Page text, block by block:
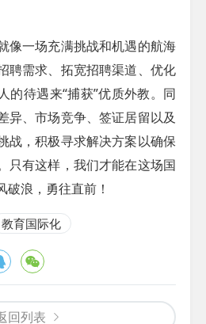
像一场充满挑战和机遇的航海
聘需求、拓宽招聘渠道、优化
的待遇来“捕获”优质外教。同
异、市场竞争、签证居留以及
战，积极寻求解决方案以确保
只有这样，我们才能在这场国
破浪，勇往直前！
教育国际化
回列表